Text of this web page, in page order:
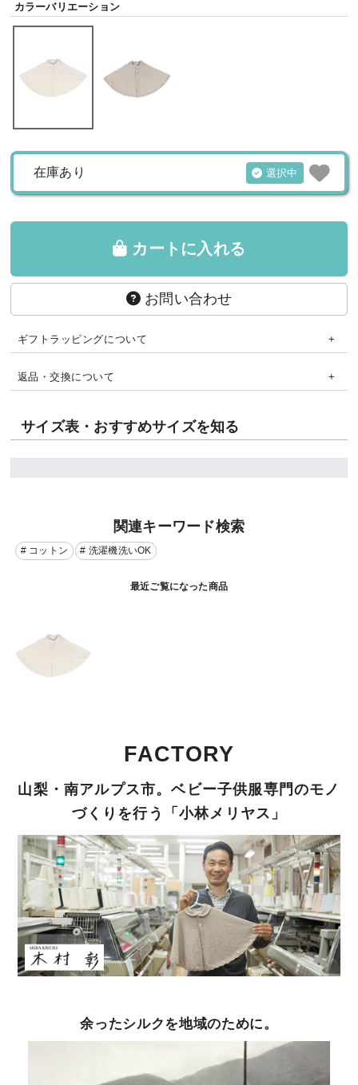
カラーバリエーション
在庫あり 選択中
カートに入れる
お問い合わせ
ギフトラッピングについて
返品・交換について
サイズ表・おすすめサイズを知る
関連キーワード検索
# コットン # 洗濯機洗いOK
最近ご覧になった商品
FACTORY
山梨・南アルプス市。ベビー子供服専門のモノ
づくりを行う「小林メリヤス」
余ったシルクを地域のために。